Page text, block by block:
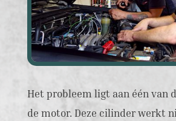
Het probleem ligt aan één van
de motor. Deze cilinder werkt